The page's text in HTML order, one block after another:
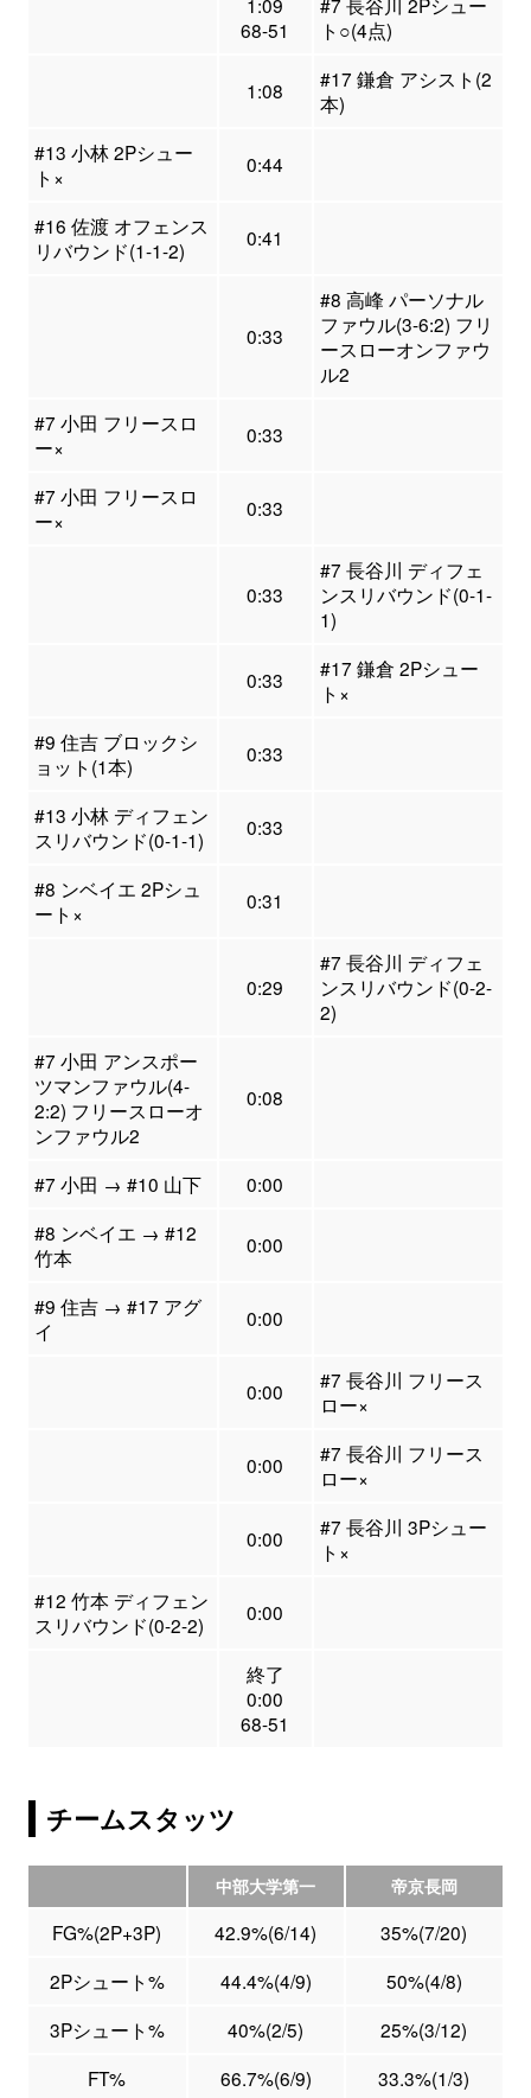
68-51
ト○(4点)
1:08
#17 鎌倉 アシスト(2
本)
#13 小林 2Pシュー
ト×
0:44
#16 佐渡 オフェンス
リバウンド(1-1-2)
0:41
0:33
#8 高峰 パーソナル
ファウル(3-6:2) フリ
ースローオンファウ
ル2
#7 小田 フリースロ
ー×
0:33
#7 小田 フリースロ
ー×
0:33
0:33
#7 長谷川 ディフェ
ンスリバウンド(0-1-
1)
0:33
#17 鎌倉 2Pシュー
ト×
#9 住吉 ブロックシ
ョット(1本)
0:33
#13 小林 ディフェン
スリバウンド(0-1-1)
0:33
#8 ンベイエ 2Pシュ
ート×
0:31
0:29
#7 長谷川 ディフェ
ンスリバウンド(0-2-
2)
#7 小田 アンスポー
ツマンファウル(4-
2:2) フリースローオ
ンファウル2
0:08
#7 小田 → #10 山下
0:00
#8 ンベイエ → #12
竹本
0:00
#9 住吉 → #17 アグ
イ
0:00
0:00
#7 長谷川 フリース
ロー×
0:00
#7 長谷川 フリース
ロー×
0:00
#7 長谷川 3Pシュー
ト×
#12 竹本 ディフェン
スリバウンド(0-2-2)
0:00
終了
0:00
68-51
チームスタッツ
中部大学第一 帝京長岡
FG%(2P+3P) 42.9%(6/14)
35%(7/20)
2Pシュート%
44.4%(4/9)
50%(4/8)
3Pシュート%
40%(2/5)
25%(3/12)
FT%
66.7%(6/9)
33.3%(1/3)